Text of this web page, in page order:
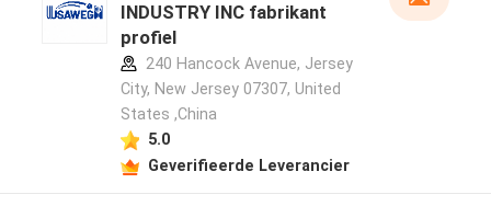
INDUSTRY INC fabrikant
profiel
240 Hancock Avenue, Jersey
City, New Jersey 07307, United
States ,China
5.0
Geverifieerde Leverancier